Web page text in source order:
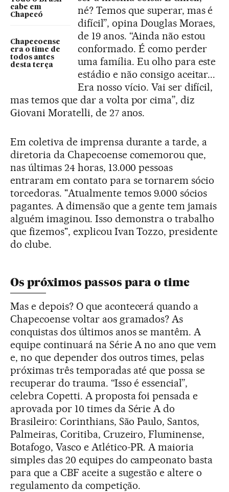
cabe em
Chapecó
Chapecoense
era o time de
todos antes
desta terça
né? Temos que superar, mas é
difícil”, opina Douglas Moraes,
de 19 anos. “Ainda não estou
conformado. É como perder
uma família. Eu olho para este
estádio e não consigo aceitar...
Era nosso vício. Vai ser difícil,
mas temos que dar a volta por cima”, diz
Giovani Moratelli, de 27 anos.
Em coletiva de imprensa durante a tarde, a
diretoria da Chapecoense comemorou que,
nas últimas 24 horas, 13.000 pessoas
entraram em contato para se tornarem sócio
torcedoras. "Atualmente temos 9.000 sócios
pagantes. A dimensão que a gente tem jamais
alguém imaginou. Isso demonstra o trabalho
que fizemos", explicou Ivan Tozzo, presidente
do clube.
Os próximos passos para o time
Mas e depois? O que acontecerá quando a
Chapecoense voltar aos gramados? As
conquistas dos últimos anos se mantêm. A
equipe continuará na Série A no ano que vem
e, no que depender dos outros times, pelas
próximas três temporadas até que possa se
recuperar do trauma. “Isso é essencial”,
celebra Copetti. A proposta foi pensada e
aprovada por 10 times da Série A do
Brasileiro: Corinthians, São Paulo, Santos,
Palmeiras, Coritiba, Cruzeiro, Fluminense,
Botafogo, Vasco e Atlético-PR. A maioria
simples das 20 equipes do campeonato basta
para que a CBF aceite a sugestão e altere o
regulamento da competição.